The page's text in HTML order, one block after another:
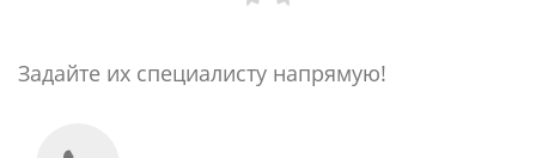
Задайте их специалисту напрямую!